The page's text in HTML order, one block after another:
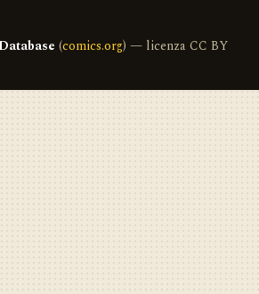
(comics.org) — licenza CC BY